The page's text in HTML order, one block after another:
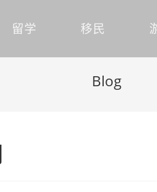
留学 移民
Blog